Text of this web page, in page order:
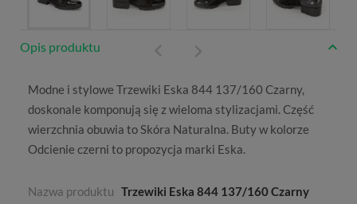
Opis produktu
Modne i stylowe Trzewiki Eska 844 137/160 Czarny,
doskonale komponują się z wieloma stylizacjami. Część
wierzchnia obuwia toSkóra Naturalna. Buty w kolorze
Odcienie czerni to propozycja marki Eska.
Nazwa produktu Trzewiki Eska 844 137/160 Czarny